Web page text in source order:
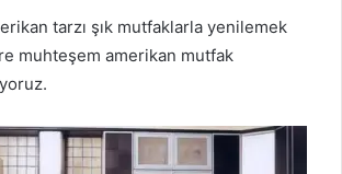
tarzı şık mutfaklarla yenilemek
muhteşem amerikan mutfak